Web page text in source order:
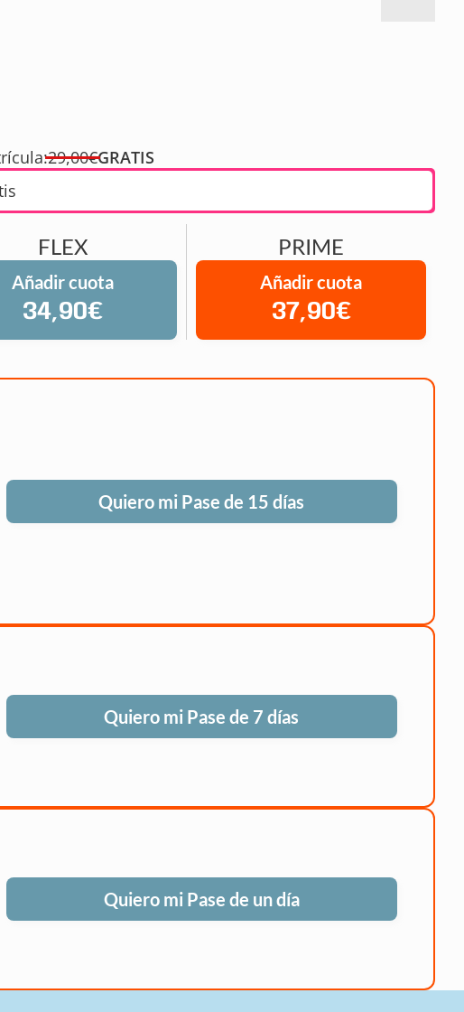
29,00€GRATIS
FLEX
Añadir cuota
34,90€
PRIME
Añadir cuota
37,90€
Quiero mi Pase de 15 días
Quiero mi Pase de 7 días
Quiero mi Pase de un día